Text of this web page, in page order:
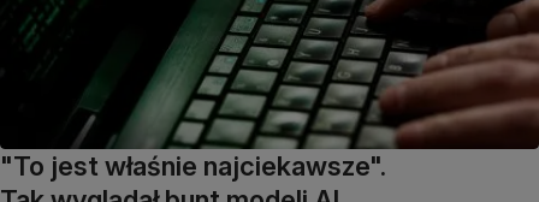
"To jest właśnie najciekawsze".